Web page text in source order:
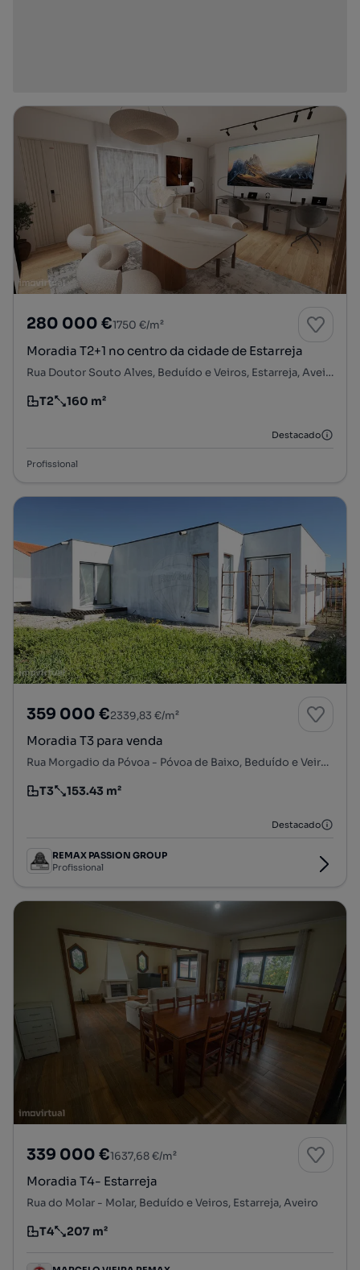
280 000 €1750 €/m²
Moradia T2+1 no centro da cidade de Estarreja
Rua Doutor Souto Alves, Beduído e Veiros, Estarreja, Aveiro
Tipologia
T2
Preço por metro quadrado
160 m²
Destacado
Profissional
359 000 €2339,83 €/m²
Moradia T3 para venda
Rua Morgadio da Póvoa - Póvoa de Baixo, Beduído e Veiros, Estarreja, Aveiro
Tipologia
T3
Preço por metro quadrado
153.43 m²
Destacado
REMAX PASSION GROUP
Profissional
339 000 €1637,68 €/m²
Moradia T4- Estarreja
Rua do Molar - Molar, Beduído e Veiros, Estarreja, Aveiro
Tipologia
T4
Preço por metro quadrado
207 m²